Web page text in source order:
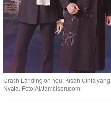
Crash Landing on You: Kisah Cinta
Nyata. Foto:AI/Jambiserucom